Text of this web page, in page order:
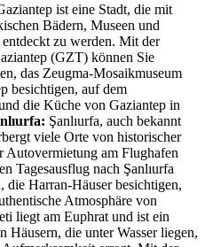
ist eine Stadt, die mit
Bädern, Museen und
zu werden. Mit der
(GZT) können Sie
das Zeugma-Mosaikmuseum
besichtigen, auf dem
die Küche von Gaziantep in
Şanlıurfa, auch bekannt
viele Orte von historischer
am Flughafen
Tagesausflug nach Şanlıurfa
die Harran-Häuser besichtigen,
Atmosphäre von
liegt am Euphrat und ist ein
Häusern, die unter Wasser liegen,